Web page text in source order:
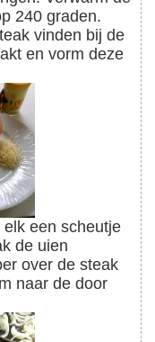
240 graden.
vinden bij de
en vorm deze
de uien
over de steak
naar de door